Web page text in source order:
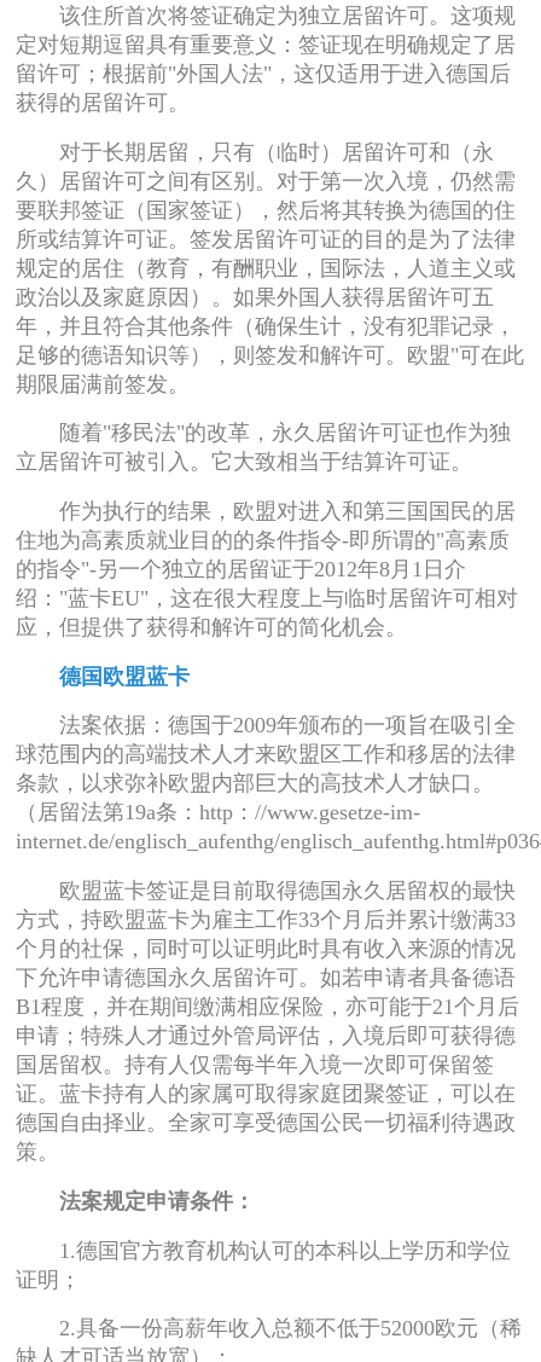
该住所首次将签证确定为独立居留许可。这项规
定对短期逗留具有重要意义：签证现在明确规定了居
留许可；根据前"外国人法"，这仅适用于进入德国后
获得的居留许可。
对于长期居留，只有（临时）居留许可和（永
久）居留许可之间有区别。对于第一次入境，仍然需
要联邦签证（国家签证），然后将其转换为德国的住
所或结算许可证。签发居留许可证的目的是为了法律
规定的居住（教育，有酬职业，国际法，人道主义或
政治以及家庭原因）。如果外国人获得居留许可五
年，并且符合其他条件（确保生计，没有犯罪记录，
足够的德语知识等），则签发和解许可。欧盟"可在此
期限届满前签发。
随着"移民法"的改革，永久居留许可证也作为独
立居留许可被引入。它大致相当于结算许可证。
作为执行的结果，欧盟对进入和第三国国民的居
住地为高素质就业目的的条件指令-即所谓的"高素质
的指令"-另一个独立的居留证于2012年8月1日介
绍："蓝卡EU"，这在很大程度上与临时居留许可相对
应，但提供了获得和解许可的简化机会。
德国欧盟蓝卡
法案依据：德国于2009年颁布的一项旨在吸引全
球范围内的高端技术人才来欧盟区工作和移居的法律
条款，以求弥补欧盟内部巨大的高技术人才缺口。
（居留法第19a条：http：//www.gesetze-im-
internet.de/englisch_aufenthg/
欧盟蓝卡签证是目前取得德国永久居留权的最快
方式，持欧盟蓝卡为雇主工作33个月后并累计缴满33
个月的社保，同时可以证明此时具有收入来源的情况
下允许申请德国永久居留许可。如若申请者具备德语
B1程度，并在期间缴满相应保险，亦可能于21个月后
申请；特殊人才通过外管局评估，入境后即可获得德
国居留权。持有人仅需每半年入境一次即可保留签
证。蓝卡持有人的家属可取得家庭团聚签证，可以在
德国自由择业。全家可享受德国公民一切福利待遇政
策。
法案规定申请条件：
1.德国官方教育机构认可的本科以上学历和学位
证明；
2.具备一份高薪年收入总额不低于52000欧元（稀